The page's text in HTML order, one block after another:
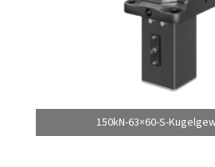
150kN-63×60-S-